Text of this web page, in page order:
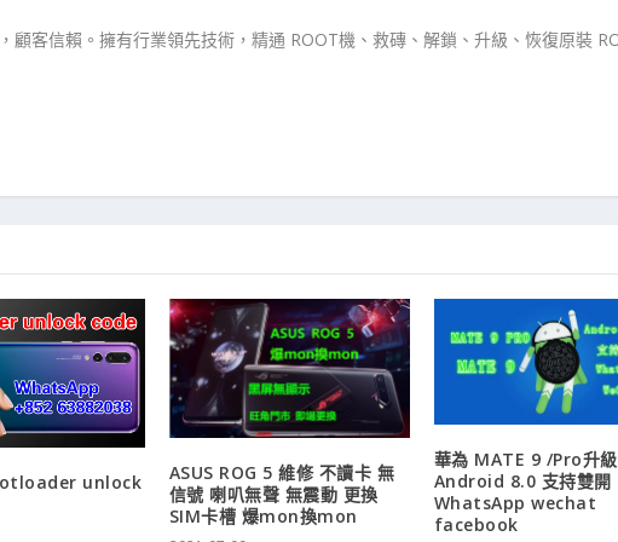
顧客信賴。擁有行業領先技術，精通 ROOT機、救磚、解鎖、升級、恢復原裝
unlock
ASUS ROG 5 維修 不讀卡 無
信號 喇叭無聲 無震動 更換
SIM卡槽 爆mon換mon
華為 MATE 9 /Pro升級
Android 8.0 支持雙開
WhatsApp wechat
facebook